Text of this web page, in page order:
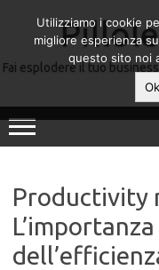
Fai esplodere il tuo
Productivity
Utilizziamo i cookie
migliore esperienza
questo sito noi
Ok